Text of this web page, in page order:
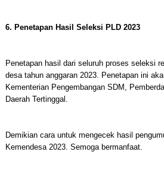
6. Penetapan Hasil Seleksi PLD 2023
Penetapan hasil dari seluruh proses seleksi
desa tahun anggaran 2023. Penetapan ini
Kementerian Pengembangan SDM,
Daerah Tertinggal.
Demikian cara untuk mengecek hasil
Kemendesa 2023. Semoga bermanfaat.